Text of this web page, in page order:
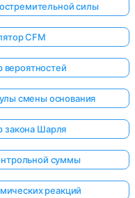
силы
CFM
вероятностей
смены основания
закона Шарля
суммы
реакций